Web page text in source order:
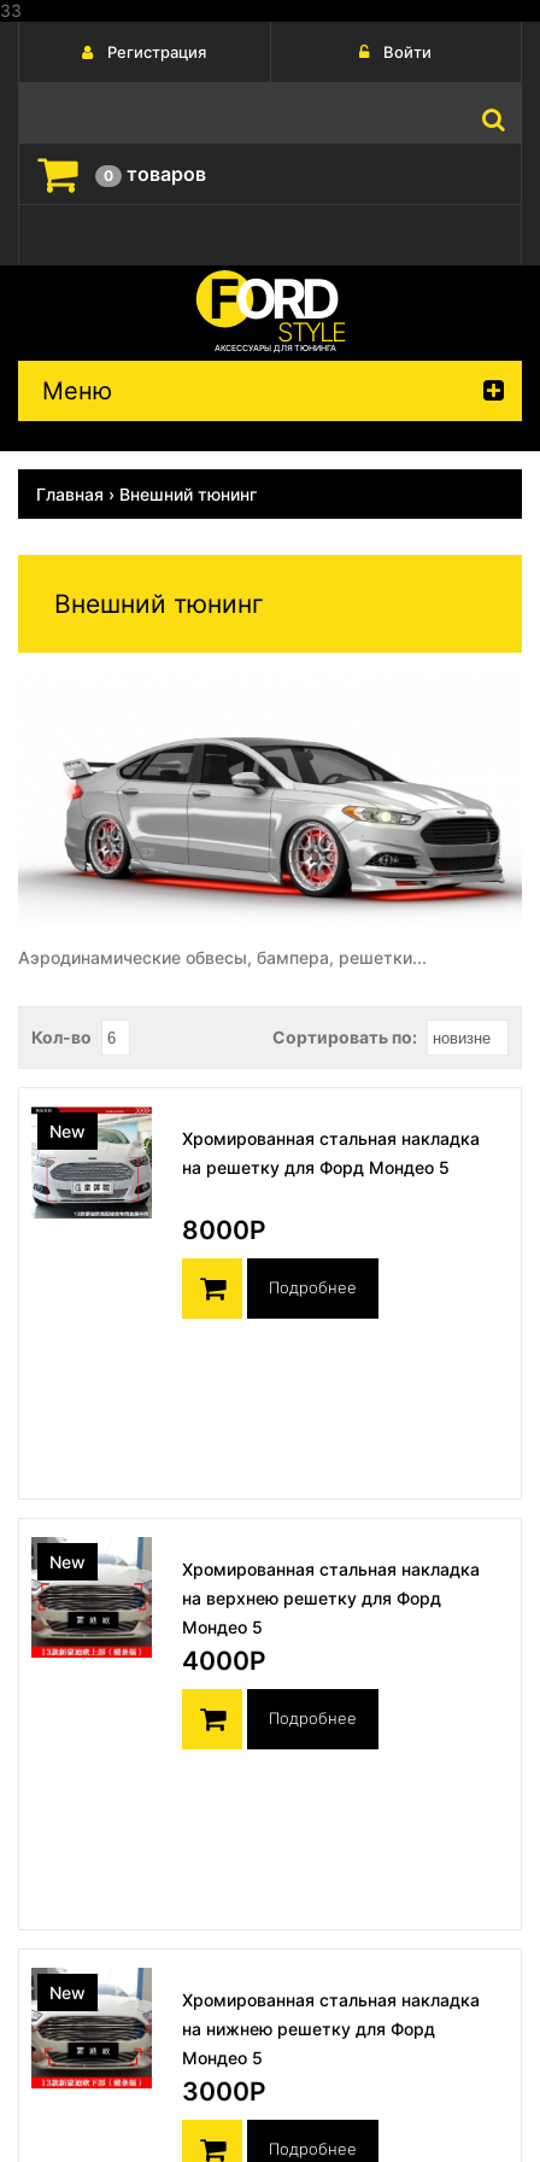
33
Регистрация Войти
0 товаров
FORD
STYLE
АКСЕССУАРЫ ДЛЯ ТЮНИНГА
Меню
Главная › Внешний тюнинг
Внешний тюнинг
Аэродинамические обвесы, бампера, решетки...
Сортировать по:
Кол-во
New
Хромированная стальная накладка
на решетку для Форд Мондео 5
8000Р
Подробнее
New
Хромированная стальная накладка
на верхнею решетку для Форд
Мондео 5
4000Р
Подробнее
New
Хромированная стальная накладка
на нижнею решетку для Форд
Мондео 5
3000Р
Подробнее